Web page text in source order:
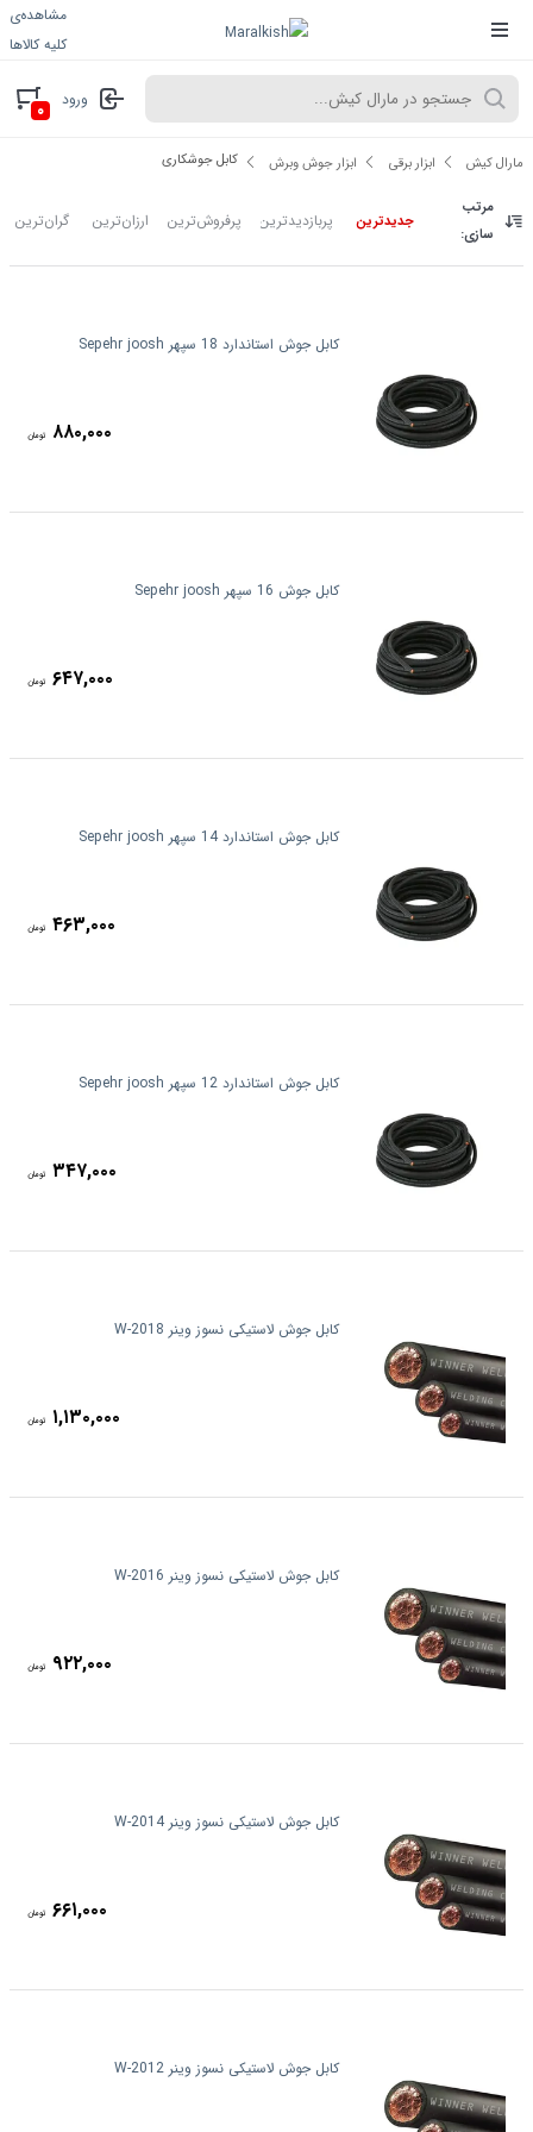
مشاهده‌ی
کلیه کالاها
ورود ۰
مارال کیش ابزار برقی ابزار جوش وبرش کابل جوشکاری
مرتب
سازی:
جدیدترین پربازدیدترین پرفروش‌ترین ارزان‌ترین گران‌ترین
کابل جوش استاندارد 18 سپهر Sepehr joosh
۸۸۰,۰۰۰ تومان
کابل جوش 16 سپهر Sepehr joosh
۶۴۷,۰۰۰ تومان
کابل جوش استاندارد 14 سپهر Sepehr joosh
۴۶۳,۰۰۰ تومان
کابل جوش استاندارد 12 سپهر Sepehr joosh
۳۴۷,۰۰۰ تومان
کابل جوش لاستیکی نسوز وینر W-2018
۱,۱۳۰,۰۰۰ تومان
کابل جوش لاستیکی نسوز وینر W-2016
۹۲۲,۰۰۰ تومان
کابل جوش لاستیکی نسوز وینر W-2014
۶۶۱,۰۰۰ تومان
کابل جوش لاستیکی نسوز وینر W-2012